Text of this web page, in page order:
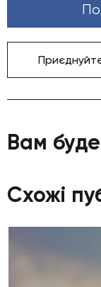
Вам
Схожі